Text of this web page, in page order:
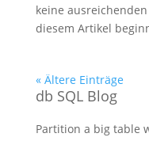
keine
diesem Artikel
« Ältere Einträge
db SQL Blog
Partition a big table